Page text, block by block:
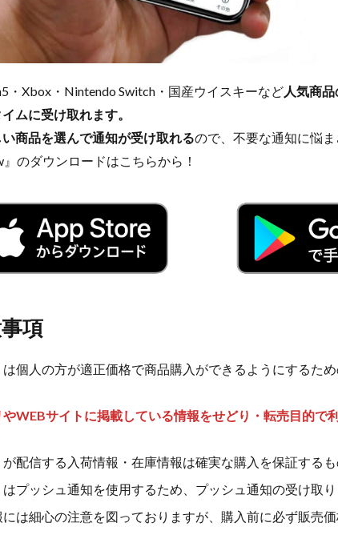
・Xbox・Nintendo Switch・国産ウイスキーなど人気商
ムに受け取れます。
商品を選んで通知が受け取れるので、不要な通知に悩ま
』のダウンロードはこちらから！
項
個人の方が適正価格で商品購入ができるようにするた
WEBサイトに掲載している情報をせどり・転売目的で
配信する入荷情報・在庫情報は確実な購入を保証するも
プッシュ通知を使用するため、プッシュ通知の受け取り
は細心の注意を図っておりますが、購入前に必ず販売